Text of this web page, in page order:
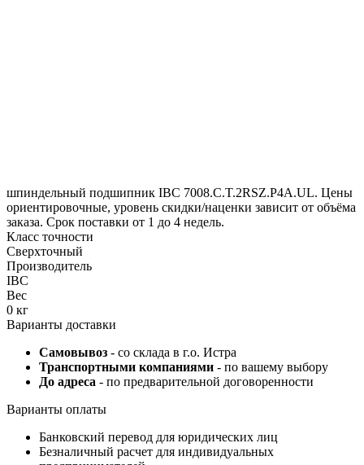
шпиндельный подшипник IBC 7008.C.T.2RSZ.P4A.UL. Цены
ориентировочные, уровень скидки/наценки зависит от объёма
заказа. Срок поставки от 1 до 4 недель.
Класс точности
Сверхточный
Производитель
IBC
Вес
0 кг
Варианты доставки
Самовывоз - со склада в г.о. Истра
Транспортными компаниями - по вашему выбору
До адреса - по предварительной договоренности
Варианты оплаты
Банковский перевод для юридических лиц
Безналичный расчет для индивидуальных